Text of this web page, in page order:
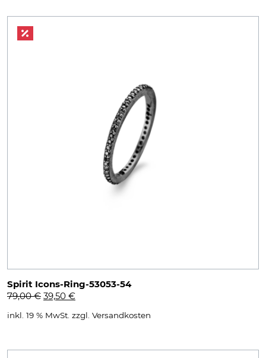
Spirit Icons-Ring-53053-54
79,00€ Ursprünglicher
war:
39,50 €Aktueller
ist:
inkl. 19 % MwSt. zzgl. Versandkosten